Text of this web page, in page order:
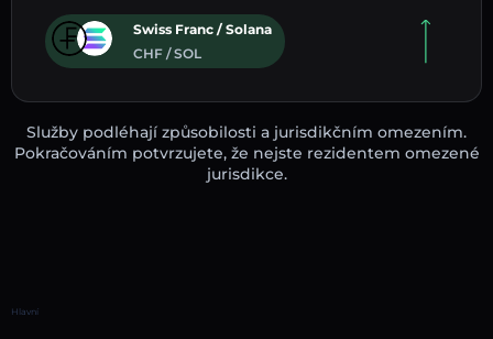
Swiss Franc / Solana
CHF / SOL
Služby podléhají způsobilosti a jurisdikčním omezením.
Pokračováním potvrzujete, že nejste rezidentem omezené
jurisdikce.
Hlavní